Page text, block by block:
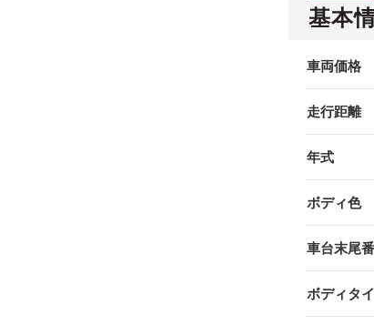
基本
車両価格
走行距離
年式
ボディ色
車台末尾
ボディタ